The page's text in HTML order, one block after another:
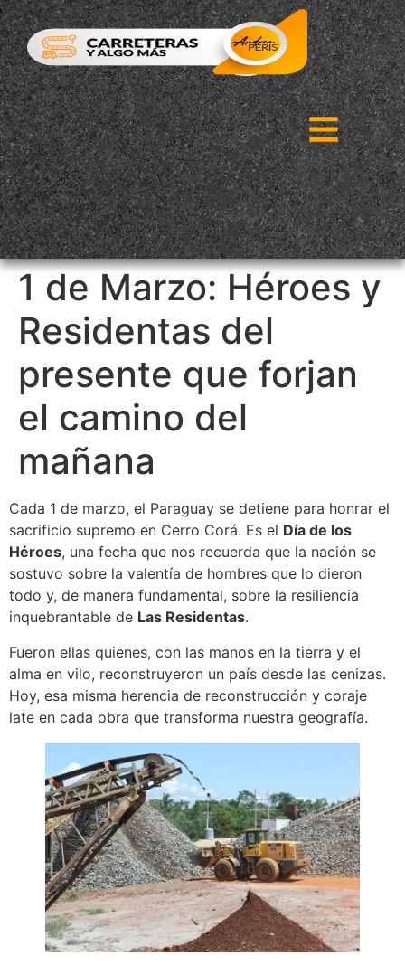
1 de Marzo: Héroes y
Residentas del
presente que forjan
el camino del
mañana
Cada 1 de marzo, el Paraguay se detiene para honrar el
sacrificio supremo en Cerro Corá. Es el Día de los
Héroes, una fecha que nos recuerda que la nación se
sostuvo sobre la valentía de hombres que lo dieron
todo y, de manera fundamental, sobre la resiliencia
inquebrantable de Las Residentas.
Fueron ellas quienes, con las manos en la tierra y el
alma en vilo, reconstruyeron un país desde las cenizas.
Hoy, esa misma herencia de reconstrucción y coraje
late en cada obra que transforma nuestra geografía.